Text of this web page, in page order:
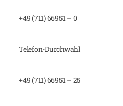
+49 (711) 66951 – 0
Telefon-Durchwahl
+49 (711) 66951 – 25